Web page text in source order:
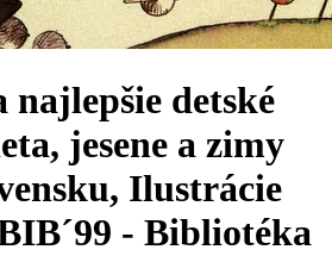
detské
jesene a zimy
Ilustrácie
- Bibliotéka